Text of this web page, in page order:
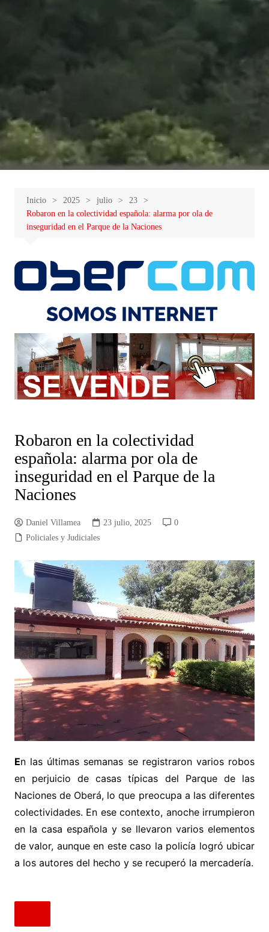
Inicio 2025 julio
23
Robaron en la colectividad española: alarma por ola de
inseguridad en el Parque de la Naciones
Robaron en la colectividad
española: alarma por ola de
inseguridad en el Parque de la
Naciones
Daniel Villamea 23 julio, 2025
0
Policiales y Judiciales
En las últimas semanas se registraron varios robos
en perjuicio de casas típicas del Parque de las
Naciones de Oberá, lo que preocupa a las diferentes
colectividades. En ese contexto, anoche irrumpieron
en la casa española y se llevaron varios elementos
de valor, aunque en este caso la policía logró ubicar
a los autores del hecho y se recuperó la mercadería.